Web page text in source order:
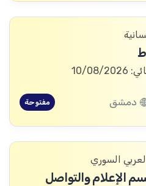
2026
دمشق مفتوحة
السوري
الإعلام والتواصل